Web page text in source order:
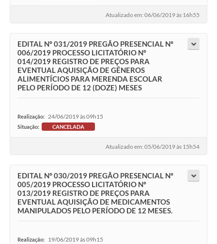
Atualizado em: 06/06/2019 às 16h55
EDITAL Nº 031/2019 PREGÃO PRESENCIAL Nº
006/2019 PROCESSO LICITATÓRIO Nº
014/2019 REGISTRO DE PREÇOS PARA
EVENTUAL AQUISIÇÃO DE GÊNEROS
ALIMENTÍCIOS PARA MERENDA ESCOLAR
PELO PERÍODO DE 12 (DOZE) MESES
Realização: 24/06/2019 às 09h15
Situação: CANCELADA
Atualizado em: 05/06/2019 às 15h54
EDITAL Nº 030/2019 PREGÃO PRESENCIAL Nº
005/2019 PROCESSO LICITATÓRIO Nº
013/2019 REGISTRO DE PREÇOS PARA
EVENTUAL AQUISIÇÃO DE MEDICAMENTOS
MANIPULADOS PELO PERÍODO DE 12 MESES.
Realização: 19/06/2019 às 09h15